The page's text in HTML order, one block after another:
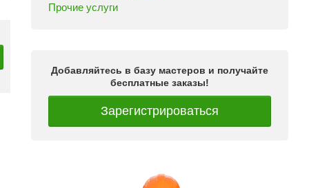
Прочие услуги
Добавляйтесь в базу мастеров и получайте
бесплатные заказы!
Зарегистрироваться